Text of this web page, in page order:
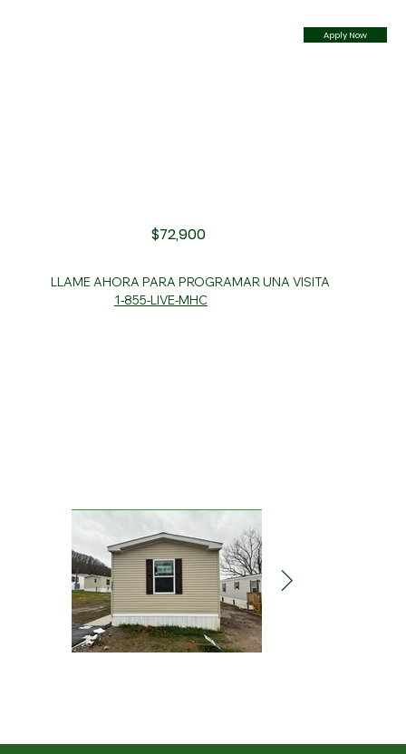
Apply Now
$72,900
1-855-LIVE-MHC
LLAME AHORA PARA PROGRAMAR UNA VISITA